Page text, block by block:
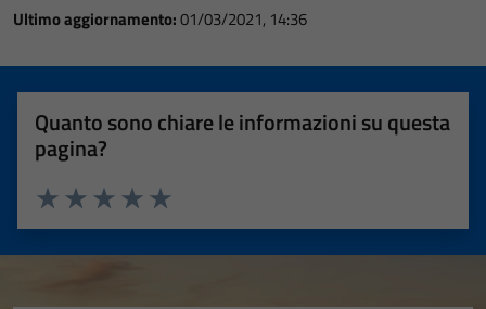
Ultimo aggiornamento:01/03/2021, 14:36
Quanto sono chiare le informazioni su questa
pagina?
Valuta 5 stelle su 5
Valuta 4 stelle su 5
Valuta 3 stelle su 5
Valuta 2 stelle su 5
Valuta 1 stelle su 5